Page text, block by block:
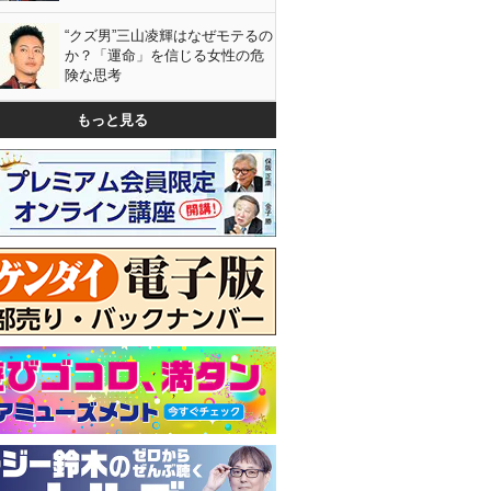
“クズ男”三山凌輝はなぜモテるの
か？「運命」を信じる女性の危
険な思考
もっと見る